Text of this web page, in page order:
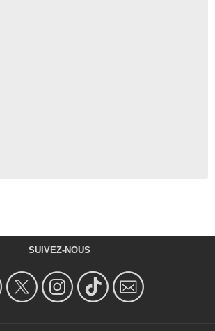
SUIVEZ-NOUS